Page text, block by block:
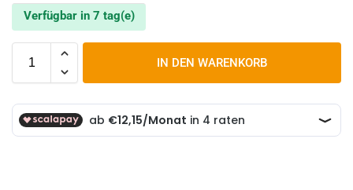
Verfügbar in 7 tag(e)
IN DEN WARENKORB